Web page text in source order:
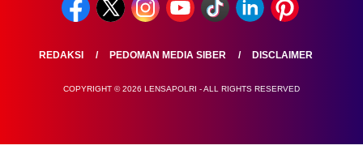
REDAKSI PEDOMAN MEDIA SIBER DISCLAIMER
COPYRIGHT © 2026 LENSAPOLRI - ALL RIGHTS RESERVED